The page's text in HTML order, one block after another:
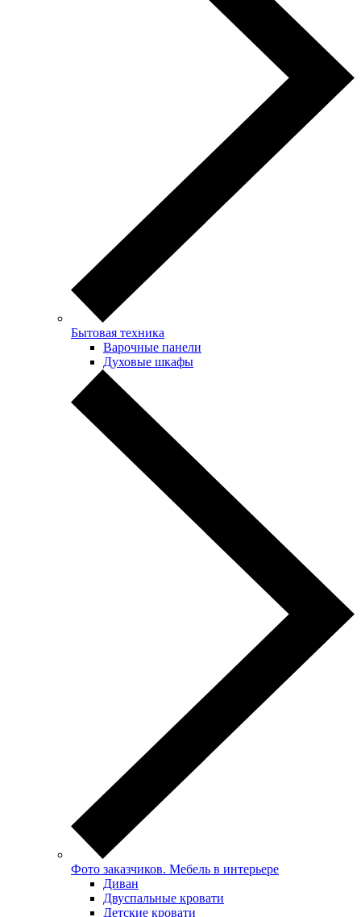
Бытовая техника
Варочные панели
Духовые шкафы
Фото заказчиков. Мебель в интерьере
Диван
Двуспальные кровати
Детские кровати